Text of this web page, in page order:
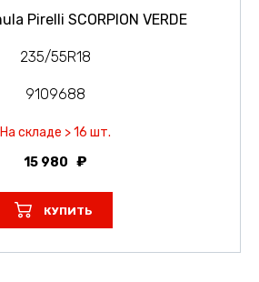
Pirelli SCORPION VERDE
235/55R18
9109688
На складе > 16 шт.
15 980
КУПИТЬ